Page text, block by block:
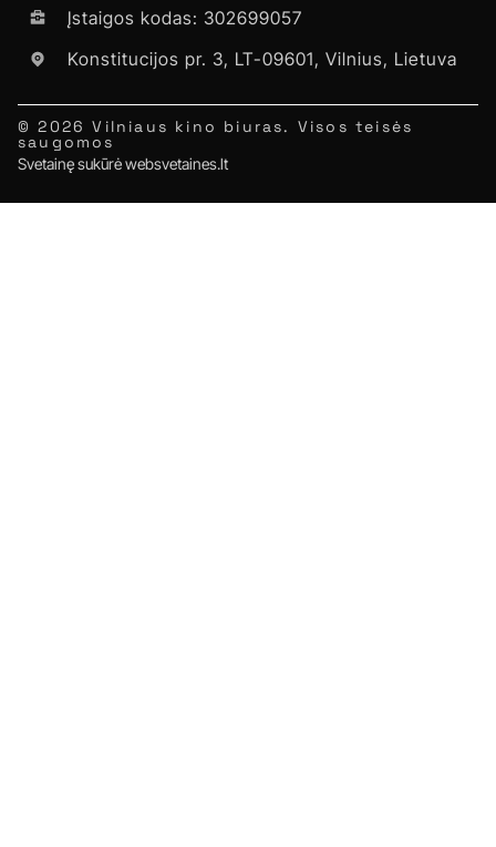
Įstaigos kodas: 302699057
Konstitucijos pr. 3, LT-09601, Vilnius, Lietuva
© 2026 Vilniaus kino biuras. Visos teisės
saugomos
Svetainę sukūrė websvetaines.lt